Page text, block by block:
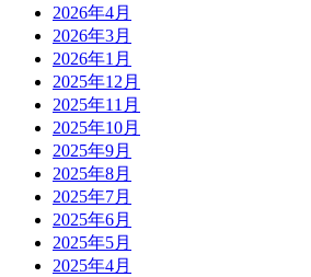
2026年4月
2026年3月
2026年1月
2025年12月
2025年11月
2025年10月
2025年9月
2025年8月
2025年7月
2025年6月
2025年5月
2025年4月